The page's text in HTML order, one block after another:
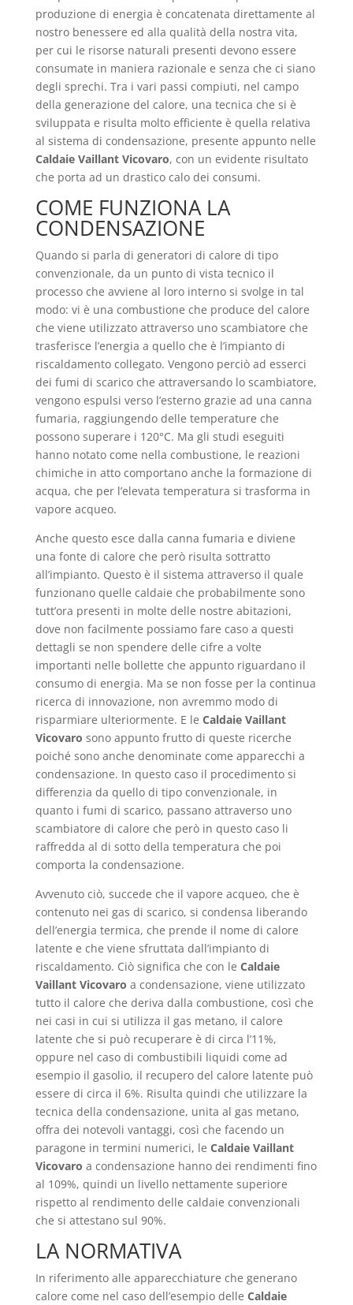
produzione di energia è concatenata direttamente al
nostro benessere ed alla qualità della nostra vita,
per cui le risorse naturali presenti devono essere
consumate in maniera razionale e senza che ci siano
degli sprechi. Tra i vari passi compiuti, nel campo
della generazione del calore, una tecnica che si è
sviluppata e risulta molto efficiente è quella relativa
al sistema di condensazione, presente appunto nelle
Caldaie Vaillant Vicovaro, con un evidente risultato
che porta ad un drastico calo dei consumi.
COME FUNZIONA LA
CONDENSAZIONE
Quando si parla di generatori di calore di tipo
convenzionale, da un punto di vista tecnico il
processo che avviene al loro interno si svolge in tal
modo: vi è una combustione che produce del calore
che viene utilizzato attraverso uno scambiatore che
trasferisce l’energia a quello che è l’impianto di
riscaldamento collegato. Vengono perciò ad esserci
dei fumi di scarico che attraversando lo scambiatore,
vengono espulsi verso l’esterno grazie ad una canna
fumaria, raggiungendo delle temperature che
possono superare i 120°C. Ma gli studi eseguiti
hanno notato come nella combustione, le reazioni
chimiche in atto comportano anche la formazione di
acqua, che per l’elevata temperatura si trasforma in
vapore acqueo.
Anche questo esce dalla canna fumaria e diviene
una fonte di calore che però risulta sottratto
all’impianto. Questo è il sistema attraverso il quale
funzionano quelle caldaie che probabilmente sono
tutt’ora presenti in molte delle nostre abitazioni,
dove non facilmente possiamo fare caso a questi
dettagli se non spendere delle cifre a volte
importanti nelle bollette che appunto riguardano il
consumo di energia. Ma se non fosse per la continua
ricerca di innovazione, non avremmo modo di
risparmiare ulteriormente. E le Caldaie Vaillant
Vicovaro sono appunto frutto di queste ricerche
poiché sono anche denominate come apparecchi a
condensazione. In questo caso il procedimento si
differenzia da quello di tipo convenzionale, in
quanto i fumi di scarico, passano attraverso uno
scambiatore di calore che però in questo caso li
raffredda al di sotto della temperatura che poi
comporta la condensazione.
Avvenuto ciò, succede che il vapore acqueo, che è
contenuto nei gas di scarico, si condensa liberando
dell’energia termica, che prende il nome di calore
latente e che viene sfruttata dall’impianto di
riscaldamento. Ciò significa che con le Caldaie
Vaillant Vicovaro a condensazione, viene utilizzato
tutto il calore che deriva dalla combustione, così che
nei casi in cui si utilizza il gas metano, il calore
latente che si può recuperare è di circa l’11%,
oppure nel caso di combustibili liquidi come ad
esempio il gasolio, il recupero del calore latente può
essere di circa il 6%. Risulta quindi che utilizzare la
tecnica della condensazione, unita al gas metano,
offra dei notevoli vantaggi, così che facendo un
paragone in termini numerici, le Caldaie Vaillant
Vicovaro a condensazione hanno dei rendimenti fino
al 109%, quindi un livello nettamente superiore
rispetto al rendimento delle caldaie convenzionali
che si attestano sul 90%.
LA NORMATIVA
In riferimento alle apparecchiature che generano
calore come nel caso dell’esempio delle Caldaie